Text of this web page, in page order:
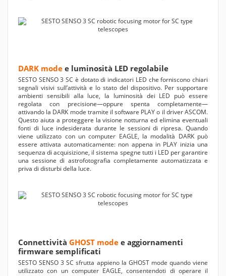
DARK mode e luminosità LED regolabile
SESTO SENSO 3 SC è dotato di indicatori LED che forniscono chiari
segnali visivi sull’attività e lo stato del dispositivo. Per supportare
ambienti sensibili alla luce, la luminosità dei LED può essere
regolata con precisione—oppure spenta completamente—
attivando la DARK mode tramite il software PLAY o il driver ASCOM.
Questo aiuta a proteggere la visione notturna ed elimina eventuali
fonti di luce indesiderata durante le sessioni di ripresa. Quando
viene utilizzato con un computer EAGLE, la modalità DARK può
essere attivata automaticamente: non appena in PLAY inizia una
sequenza di acquisizione, il sistema spegne tutti i LED per garantire
una sessione di astrofotografia completamente automatizzata e
priva di disturbi della luce.
Connettività GHOST mode e aggiornamenti
firmware semplificati
SESTO SENSO 3 SC sfrutta appieno la GHOST mode quando viene
utilizzato con un computer EAGLE, consentendoti di operare il